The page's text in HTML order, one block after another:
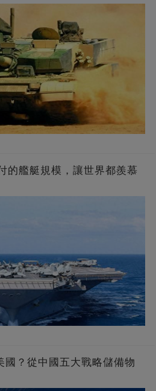
的艦艇規模，讓世界都羨慕
國？從中國五大戰略儲備物